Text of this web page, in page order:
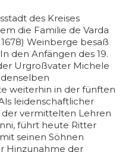
des Kreises
die Familie de Varda
Weinberge besaß
den Anfängen des 19.
Urgroßvater Michele
weiterhin in der fünften
leidenschaftlicher
vermittelten Lehren
führt heute Ritter
seinen Söhnen
Hinzunahme der